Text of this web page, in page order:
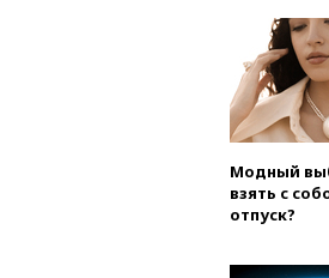
Модный
взять с
отпуск?